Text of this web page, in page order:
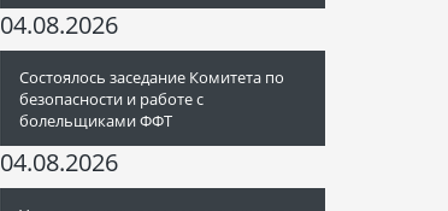
04.08.2026
Состоялось заседание Комитета по
безопасности и работе с
болельщиками ФФТ
04.08.2026